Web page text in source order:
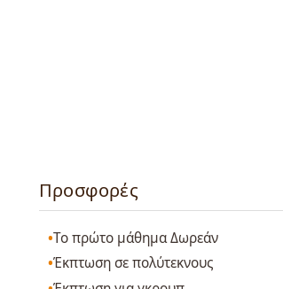
Προσφορές
Το πρώτο μάθημα Δωρεάν
Έκπτωση σε πολύτεκνους